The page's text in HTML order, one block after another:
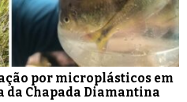
por microplásticos em
da Chapada Diamantina